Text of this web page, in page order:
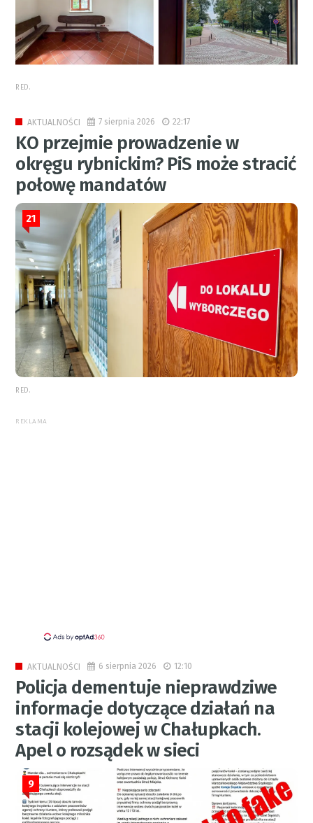
RED.
AKTUALNOŚCI 7 sierpnia 2026 22:17
KO przejmie prowadzenie w
okręgu rybnickim? PiS może stracić
połowę mandatów
21
RED.
REKLAMA
AKTUALNOŚCI 6 sierpnia 2026 12:10
Policja dementuje nieprawdziwe
informacje dotyczące działań na
stacji kolejowej w Chałupkach.
Apel o rozsądek w sieci
9